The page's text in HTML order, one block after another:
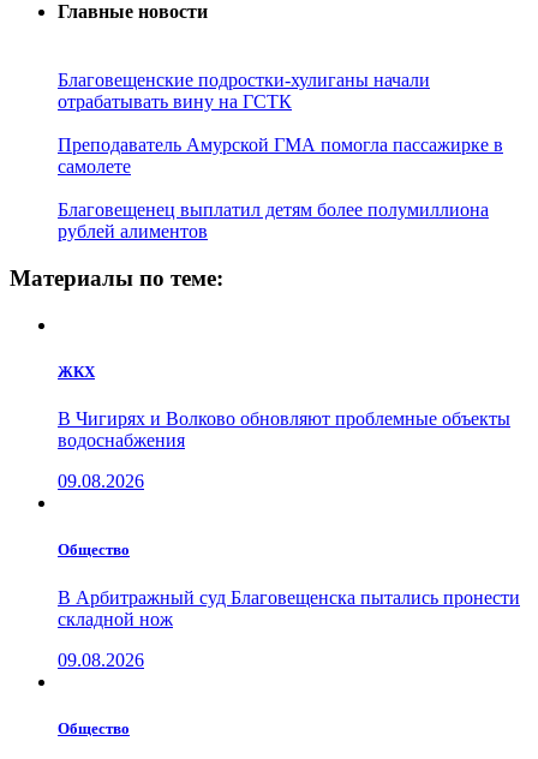
Главные новости
Благовещенские подростки-хулиганы начали
отрабатывать вину на ГСТК
Преподаватель Амурской ГМА помогла пассажирке в
самолете
Благовещенец выплатил детям более полумиллиона
рублей алиментов
Материалы по теме:
ЖКХ
В Чигирях и Волково обновляют проблемные объекты
водоснабжения
09.08.2026
Общество
В Арбитражный суд Благовещенска пытались пронести
складной нож
09.08.2026
Общество